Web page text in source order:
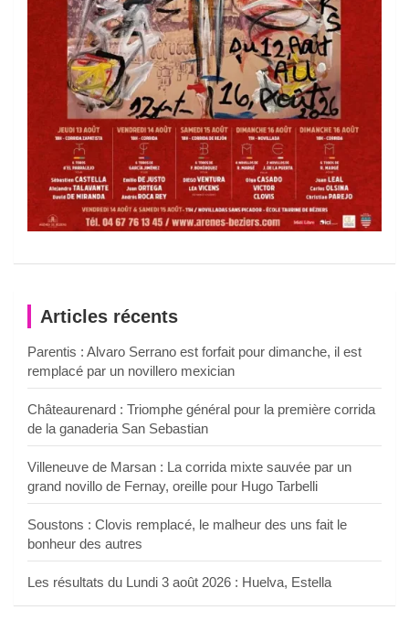
Articles récents
Parentis : Alvaro Serrano est forfait pour dimanche, il est
remplacé par un novillero mexician
Châteaurenard : Triomphe général pour la première corrida
de la ganaderia San Sebastian
Villeneuve de Marsan : La corrida mixte sauvée par un
grand novillo de Fernay, oreille pour Hugo Tarbelli
Soustons : Clovis remplacé, le malheur des uns fait le
bonheur des autres
Les résultats du Lundi 3 août 2026 : Huelva, Estella